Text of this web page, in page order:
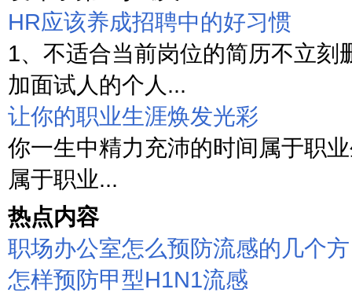
HR应该养成招聘中的好习惯
1、不适合当前岗位的简历不立
加面试人的个人...
让你的职业生涯焕发光彩
你一生中精力充沛的时间属于职
属于职业...
热点内容
职场办公室怎么预防流感的几个方
怎样预防甲型H1N1流感